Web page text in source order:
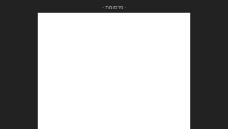
- פרסומת -